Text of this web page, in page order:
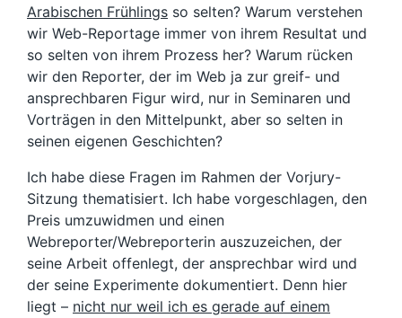
Arabischen Frühlings so selten? Warum verstehen
wir Web-Reportage immer von ihrem Resultat und
so selten von ihrem Prozess her? Warum rücken
wir den Reporter, der im Web ja zur greif- und
ansprechbaren Figur wird, nur in Seminaren und
Vorträgen in den Mittelpunkt, aber so selten in
seinen eigenen Geschichten?
Ich habe diese Fragen im Rahmen der Vorjury-
Sitzung thematisiert. Ich habe vorgeschlagen, den
Preis umzuwidmen und einen
Webreporter/Webreporterin auszuzeichen, der
seine Arbeit offenlegt, der ansprechbar wird und
der seine Experimente dokumentiert. Denn hier
liegt – nicht nur weil ich es gerade auf einem